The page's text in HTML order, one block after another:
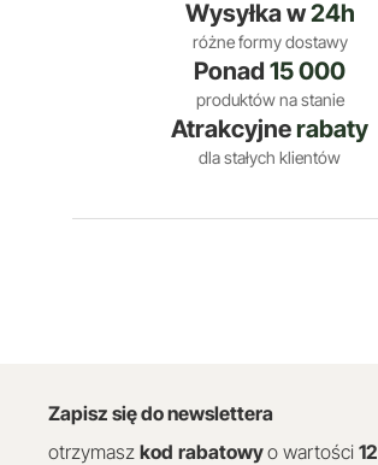
Wysyłka w24h
różne formy dostawy
Ponad 15 000
produktów na stanie
Atrakcyjnerabaty
dla stałych klientów
Zapisz się do newslettera
otrzymasz kod rabatowyo wartości 12